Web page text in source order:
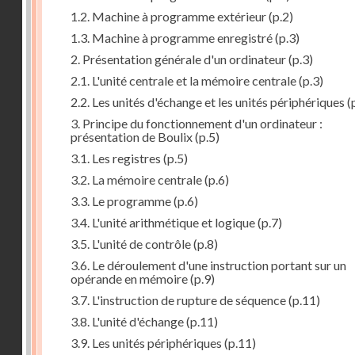
1.2. Machine à programme extérieur(p.2)
1.3. Machine à programme enregistré(p.3)
2. Présentation générale d'un ordinateur(p.3)
2.1. L'unité centrale et la mémoire centrale(p.3)
2.2. Les unités d'échange et les unités périphériques
3. Principe du fonctionnement d'un ordinateur :
présentation de Boulix(p.5)
3.1. Les registres (p.5)
3.2. La mémoire centrale(p.6)
3.3. Le programme(p.6)
3.4. L'unité arithmétique et logique(p.7)
3.5. L'unité de contrôle(p.8)
3.6. Le déroulement d'une instruction portant sur un
opérande en mémoire(p.9)
3.7. L'instruction de rupture de séquence(p.11)
3.8. L'unité d'échange(p.11)
3.9. Les unités périphériques (p.11)